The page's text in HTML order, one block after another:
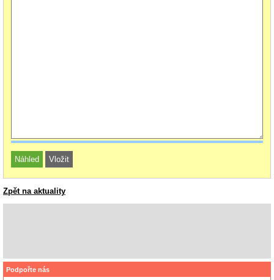
Zpět na aktuality
Podpořte nás